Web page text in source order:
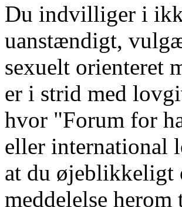
Du indvilliger i
uanstændigt,
sexuelt orienteret
er i strid med
hvor "Forum for
eller international
at du øjeblikkeligt
meddelelse